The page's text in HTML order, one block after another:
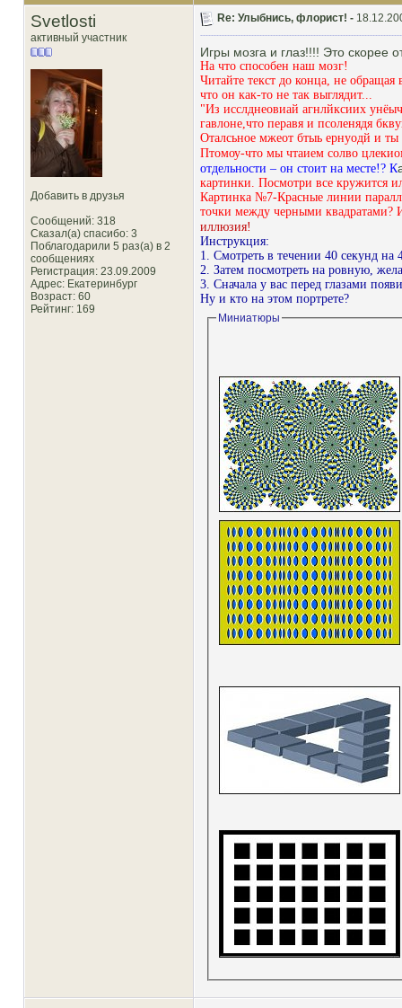
Svetlosti
активный участник
Добавить в друзья
Сообщений: 318
Сказал(а) спасибо: 3
Поблагодарили 5 раз(а) в 2
сообщениях
Регистрация: 23.09.2009
Адрес: Екатеринбург
Возраст: 60
Рейтинг: 169
Re: Улыбнись, флорист! -
Игры мозга и глаз!!!! Это скорее
На что способен наш мозг!
Читайте текст до конца, не обращая
что он как-то не так выглядит...
"Из исслднеовиай агнлйксиих
гавлоне,что перавя и псоленядя
Оталсьное мжеот бтыь ернуодй и
Птомоу-что мы чтаием солво
отдельности – он стоит на месте!? К
картинки. Посмотри все кружится
Картинка №7-Красные линии
точки между черными квадратами?
иллюзия!
Инструкция:
1. Смотреть в течении 40 секунд на
2. Затем посмотреть на ровную,
3. Сначала у вас перед глазами
Ну и кто на этом портрете?
Миниатюры